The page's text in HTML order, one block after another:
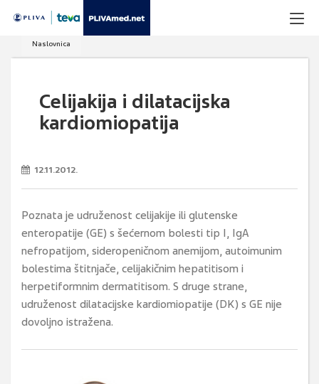
Naslovnica
Celijakija i dilatacijska
kardiomiopatija
12.11.2012.
Poznata je udruženost celijakije ili glutenske
enteropatije (GE) s šećernom bolesti tip I, IgA
nefropatijom, sideropeničnom anemijom, autoimunim
bolestima štitnjače, celijakičnim hepatitisom i
herpetiformnim dermatitisom. S druge strane,
udruženost dilatacijske kardiomiopatije (DK) s GE nije
dovoljno istražena.